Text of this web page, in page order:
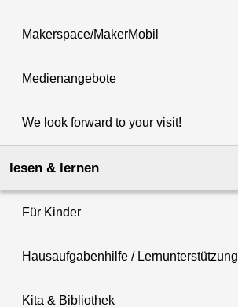
Makerspace/MakerMobil
Medienangebote
We look forward to your visit!
lesen & lernen
Für Kinder
Hausaufgabenhilfe / Lernunterstützung
Kita & Bibliothek